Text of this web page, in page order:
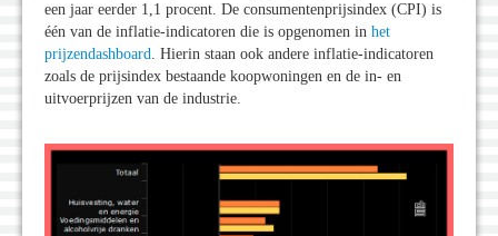
een jaar eerder 1,1 procent. De consumentenprijsindex (CPI) is
één van de inflatie-indicatoren die is opgenomen in het
prijzendashboard. Hierin staan ook andere inflatie-indicatoren
zoals de prijsindex bestaande koopwoningen en de in- en
uitvoerprijzen van de industrie.